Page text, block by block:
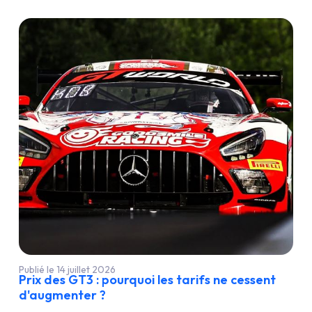
Publié le 14 juillet 2026
Prix des GT3 : pourquoi les tarifs ne cessent
d'augmenter ?